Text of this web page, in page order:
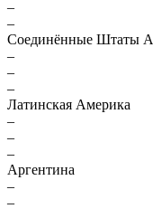
–
–
Соединённые Штаты
–
–
–
Латинская Америка
–
–
–
Аргентина
–
–